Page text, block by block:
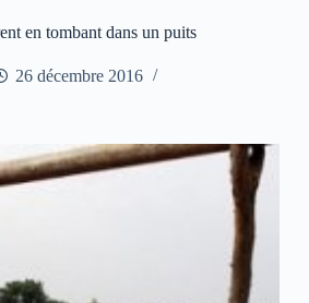
en tombant dans un puits
26 décembre 2016